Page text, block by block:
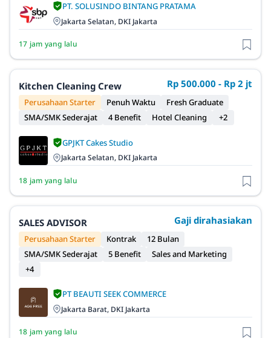
PT. SOLUSINDO BINTANG PRATAMA
Jakarta Selatan, DKI Jakarta
17 jam yang lalu
Kitchen Cleaning Crew Rp 500.000 - Rp 2 jt
Perusahaan Starter Penuh Waktu
Fresh Graduate
SMA/SMK Sederajat
4 Benefit Hotel Cleaning +2
GPJKT Cakes Studio
Jakarta Selatan, DKI Jakarta
18 jam yang lalu
SALES ADVISOR Gaji dirahasiakan
Perusahaan Starter Kontrak
12 Bulan
SMA/SMK Sederajat
5 Benefit
Sales and Marketing
+4
PT BEAUTI SEEK COMMERCE
Jakarta Barat, DKI Jakarta
18 jam yang lalu